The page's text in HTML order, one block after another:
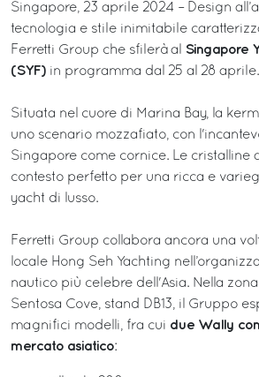
Singapore, 23 aprile 2024 – Design
tecnologia e stile inimitabile
Ferretti Group che sfilerà al
Singapore
(SYF) in programma dal 25 al 28 aprile.
Situata nel cuore di Marina Bay, la
uno scenario mozzafiato, con
Singapore come cornice. Le cristalline
contesto perfetto per una ricca e
yacht di lusso.
Ferretti Group collabora ancora una
locale Hong Seh Yachting
nautico più celebre dell'Asia. Nella
Sentosa Cove, stand DB13, il Gruppo
magnifici modelli, fra cui due Wally
mercato asiatico: